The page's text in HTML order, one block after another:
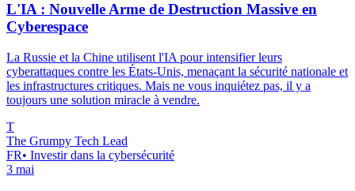
L'IA : Nouvelle Arme de Destruction Massive en
Cyberespace
La Russie et la Chine utilisent l'IA pour intensifier leurs
cyberattaques contre les États-Unis, menaçant la sécurité nationale et
les infrastructures critiques. Mais ne vous inquiétez pas, il y a
toujours une solution miracle à vendre.
T
The Grumpy Tech Lead
FR• Investir dans la cybersécurité
3 mai